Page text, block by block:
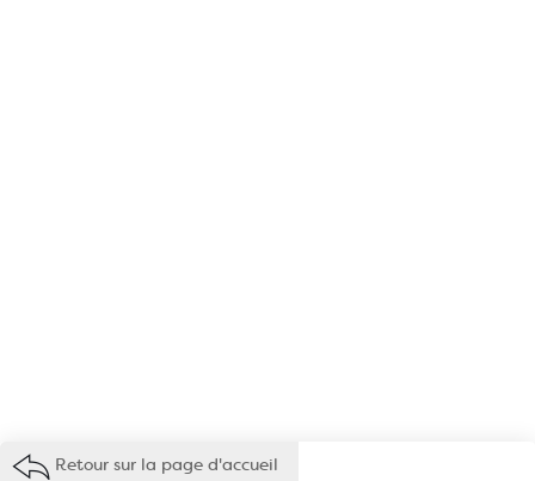
Retour sur la page d'accueil